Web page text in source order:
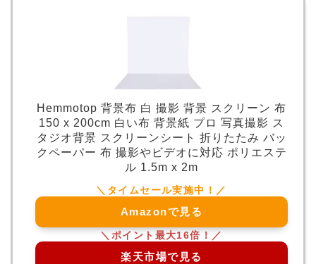
Hemmotop 背景布 白 撮影 背景 スクリーン 布
150 x 200cm 白い布 背景紙 プロ 写真撮影 ス
タジオ背景 スクリーンシート 折りたたみ バッ
クペーパー 布 撮影やビデオに対応 ポリエステ
ル 1.5m x 2m
Amazonで見る
楽天市場で見る